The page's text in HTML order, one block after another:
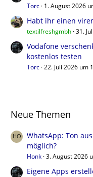
Torc 1. August 2026
Habt ihr einen
textilfreshgmbh 31.
Vodafone
kostenlos testen
Torc 22. Juli 2026 um
Neue Themen
WhatsApp: Ton
möglich?
Honk 3. August 2026
Eigene Apps